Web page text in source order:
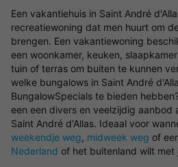
Een vakantiehuis in Saint André
recreatiewoning dat men huurt om
brengen. Een vakantiewoning
een woonkamer, keuken,
tuin of terras om buiten te kunnen
welke bungalows in Saint André
BungalowSpecials te bieden
een een divers en veelzijdig aanbod
Saint André d'Allas. Ideaal voor
weekendje weg, midweek weg of
Nederland of het buitenland wilt met